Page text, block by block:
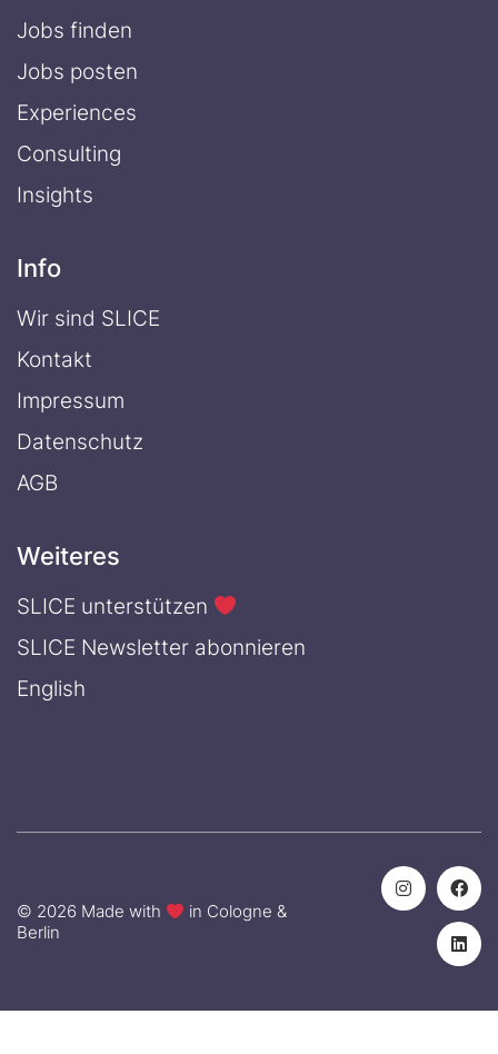
Jobs finden
Jobs posten
Experiences
Consulting
Insights
Info
Wir sind SLICE
Kontakt
Impressum
Datenschutz
AGB
Weiteres
SLICE unterstützen
SLICE Newsletter abonnieren
English
© 2026 Made with
in Cologne &
Berlin